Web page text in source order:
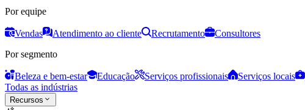
Por equipe
Vendas Atendimento ao cliente Recrutamento
Consultores
Por segmento
Beleza e bem-estar Educação Serviços profissionais Serviços locais
Todas as indústrias
Recursos